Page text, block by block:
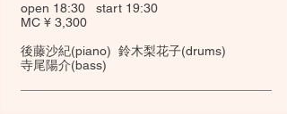
open 18:30 start 19:30
MC ¥ 3,300
後藤沙紀(piano) 鈴木梨花子(drums)
寺尾陽介(bass)​